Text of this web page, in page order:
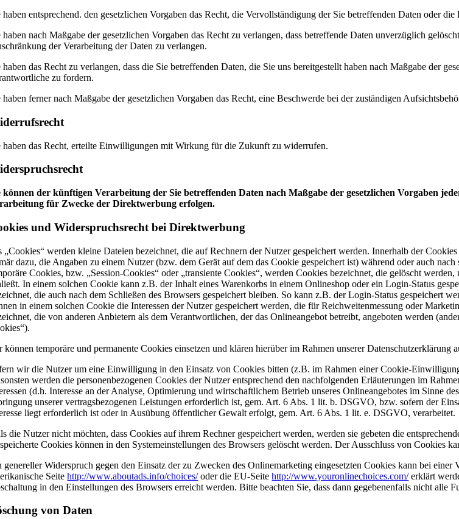
haben entsprechend. den gesetzlichen Vorgaben das Recht, die Vervollständigung der Sie betreffenden Daten oder
haben nach Maßgabe der gesetzlichen Vorgaben das Recht zu verlangen, dass betreffende Daten unverzüglich
der Verarbeitung der Daten zu verlangen.
haben das Recht zu verlangen, dass die Sie betreffenden Daten, die Sie uns bereitgestellt haben nach Maßgabe der
zu fordern.
haben ferner nach Maßgabe der gesetzlichen Vorgaben das Recht, eine Beschwerde bei der zuständigen
haben das Recht, erteilte Einwilligungen mit Wirkung für die Zukunft zu widerrufen.
können der künftigen Verarbeitung der Sie betreffenden Daten nach Maßgabe der gesetzlichen Vorgaben
für Zwecke der Direktwerbung erfolgen.
und Widerspruchsrecht bei Direktwerbung
„Cookies“ werden kleine Dateien bezeichnet, die auf Rechnern der Nutzer gespeichert werden. Innerhalb der
dazu, die Angaben zu einem Nutzer (bzw. dem Gerät auf dem das Cookie gespeichert ist) während oder auch
Cookies, bzw. „Session-Cookies“ oder „transiente Cookies“, werden Cookies bezeichnet, die gelöscht
In einem solchen Cookie kann z.B. der Inhalt eines Warenkorbs in einem Onlineshop oder ein Login-Status
die auch nach dem Schließen des Browsers gespeichert bleiben. So kann z.B. der Login-Status gespeichert
in einem solchen Cookie die Interessen der Nutzer gespeichert werden, die für Reichweitenmessung oder
die von anderen Anbietern als dem Verantwortlichen, der das Onlineangebot betreibt, angeboten werden
können temporäre und permanente Cookies einsetzen und klären hierüber im Rahmen unserer Datenschutzerklärung
wir die Nutzer um eine Einwilligung in den Einsatz von Cookies bitten (z.B. im Rahmen einer Cookie-
werden die personenbezogenen Cookies der Nutzer entsprechend den nachfolgenden Erläuterungen im
(d.h. Interesse an der Analyse, Optimierung und wirtschaftlichem Betrieb unseres Onlineangebotes im Sinne
unserer vertragsbezogenen Leistungen erforderlich ist, gem. Art. 6 Abs. 1 lit. b. DSGVO, bzw. sofern der
liegt erforderlich ist oder in Ausübung öffentlicher Gewalt erfolgt, gem. Art. 6 Abs. 1 lit. e. DSGVO, verarbeitet.
die Nutzer nicht möchten, dass Cookies auf ihrem Rechner gespeichert werden, werden sie gebeten die
Cookies können in den Systemeinstellungen des Browsers gelöscht werden. Der Ausschluss von Cookies
genereller Widerspruch gegen den Einsatz der zu Zwecken des Onlinemarketing eingesetzten Cookies kann bei
Seitehttp://www.aboutads.info/choices/oder die EU-Seitehttp://www.youronlinechoices.com/erklärt
in den Einstellungen des Browsers erreicht werden. Bitte beachten Sie, dass dann gegebenenfalls nicht alle
von Daten